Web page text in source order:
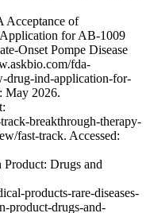
Acceptance of
for AB-1009
Onset Pompe Disease
fda-
drug-ind-application-for-
May 2026.
breakthrough-therapy-
fast-track. Accessed:
Drugs and
products-rare-diseases-
product-drugs-and-